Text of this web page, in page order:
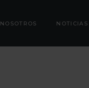
NOSOTROS NOTICIAS